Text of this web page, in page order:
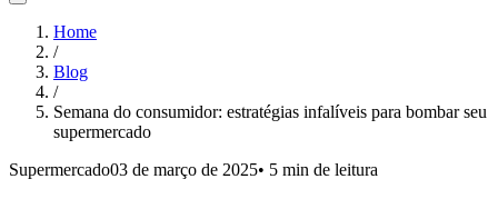
Home
/
Blog
/
Semana do consumidor: estratégias infalíveis para bombar seu
supermercado
Supermercado03 de março de 2025• 5 min de leitura